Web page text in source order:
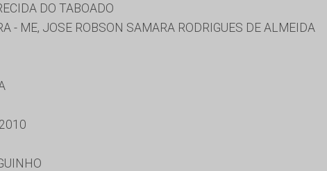
DO TABOADO
- ME, JOSE ROBSON SAMARA RODRIGUES DE ALMEIDA